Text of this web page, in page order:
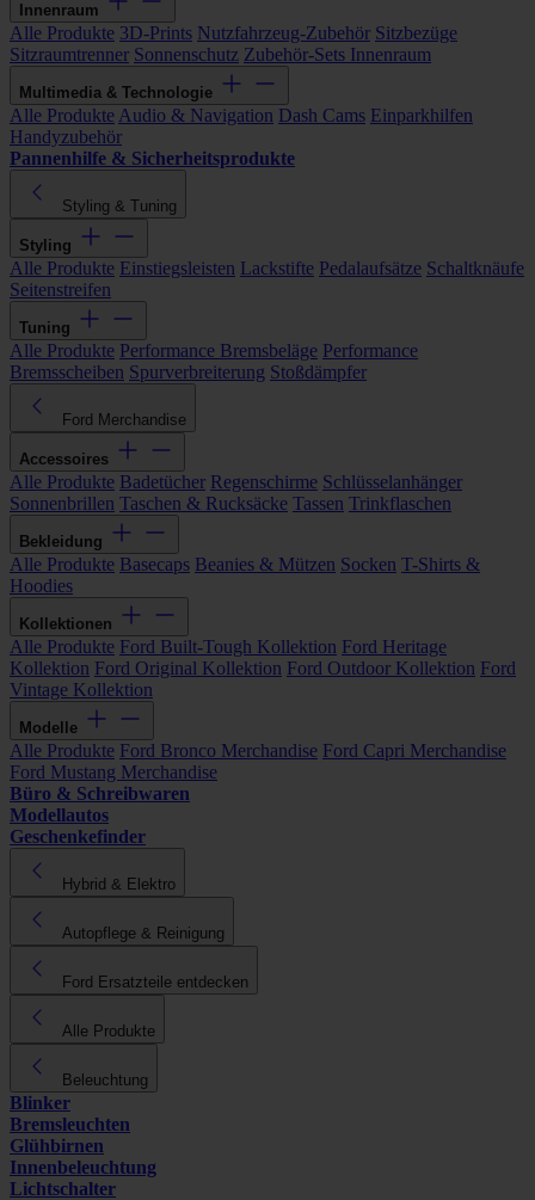
Innenraum
Alle Produkte 3D-Prints Nutzfahrzeug-Zubehör Sitzbezüge
Sitzraumtrenner Sonnenschutz Zubehör-Sets Innenraum
Multimedia & Technologie
Alle Produkte Audio & Navigation Dash Cams Einparkhilfen
Handyzubehör
Pannenhilfe & Sicherheitsprodukte
Styling & Tuning
Styling
Alle Produkte Einstiegsleisten Lackstifte Pedalaufsätze Schaltknäufe
Seitenstreifen
Tuning
Alle Produkte Performance Bremsbeläge Performance
Bremsscheiben Spurverbreiterung Stoßdämpfer
Ford Merchandise
Accessoires
Alle Produkte Badetücher Regenschirme Schlüsselanhänger
Sonnenbrillen Taschen & Rucksäcke Tassen Trinkflaschen
Bekleidung
Alle Produkte Basecaps Beanies & Mützen Socken T-Shirts &
Hoodies
Kollektionen
Alle Produkte Ford Built-Tough Kollektion Ford Heritage
Kollektion Ford Original Kollektion Ford Outdoor Kollektion Ford
Vintage Kollektion
Modelle
Alle Produkte Ford Bronco Merchandise Ford Capri Merchandise
Ford Mustang Merchandise
Büro & Schreibwaren
Modellautos
Geschenkefinder
Hybrid & Elektro
Autopflege & Reinigung
Ford Ersatzteile entdecken
Alle Produkte
Beleuchtung
Blinker
Bremsleuchten
Glühbirnen
Innenbeleuchtung
Lichtschalter